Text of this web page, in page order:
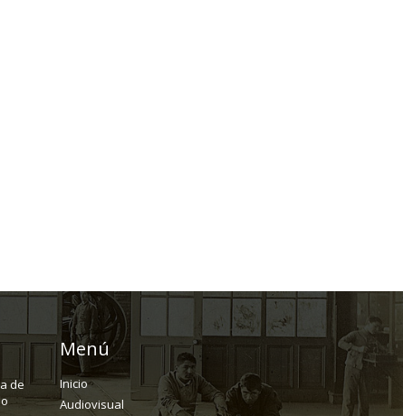
de
Menú
Inicio
Audiovisual